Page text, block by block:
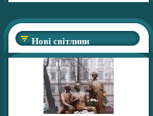
Нові світлини